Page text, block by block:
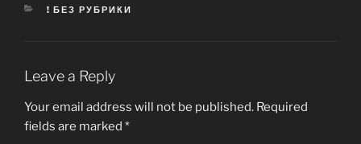
CATEGORIES
! БЕЗ РУБРИКИ
Leave a Reply
Your email address will not be published. Required
fields are marked *